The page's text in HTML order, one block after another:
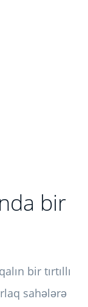
bir
bir tırtıllı
sahələrə